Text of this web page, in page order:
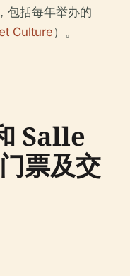
包括每年举办的
Culture）。
Salle
票及交